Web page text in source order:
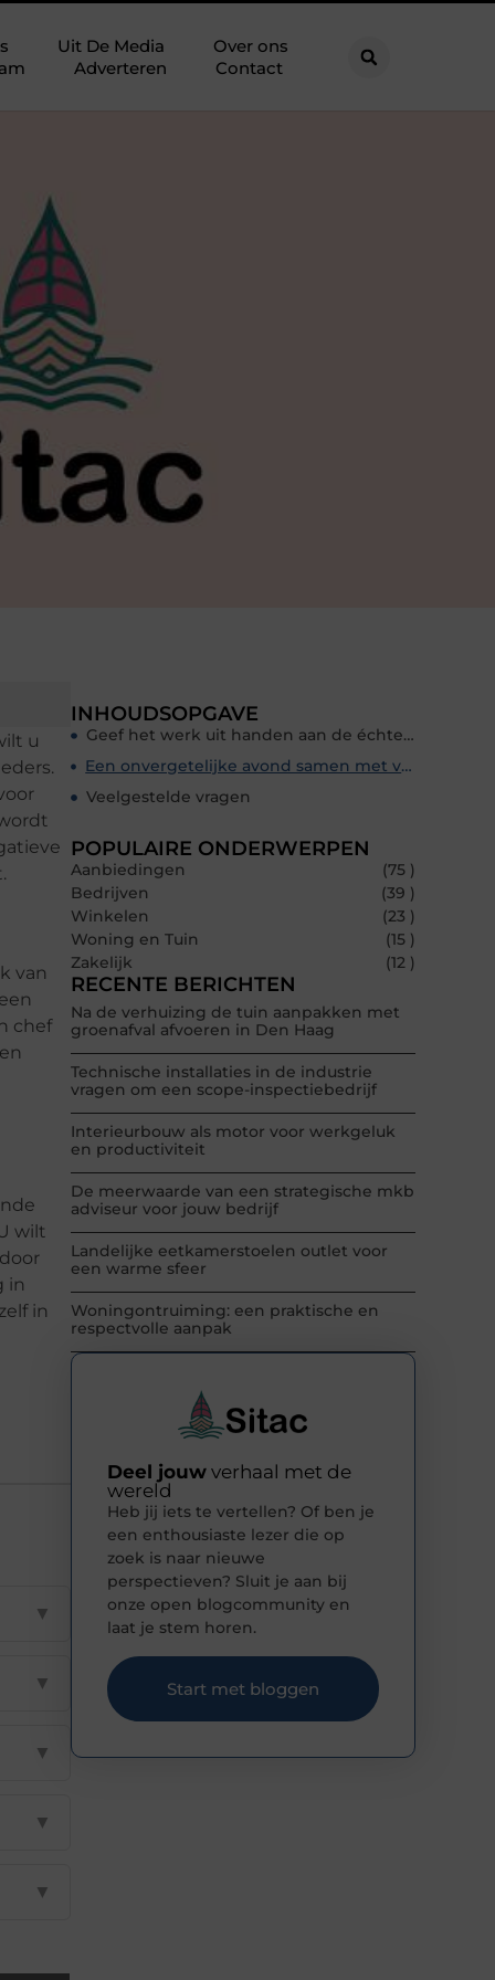
Uit De Media
Over ons
Adverteren Contact
u
van
chef
wilt
in
in
▼
▼
▼
▼
▼
INHOUDSOPGAVE
Geef het werk uit handen aan de échte chef
Een onvergetelijke avond samen met vrienden
Veelgestelde vragen
POPULAIRE ONDERWERPEN
Aanbiedingen
(75 )
Bedrijven
(39 )
Winkelen
(23 )
Woning en Tuin
(15 )
Zakelijk
(12 )
RECENTE BERICHTEN
Na de verhuizing de tuin aanpakken met
groenafval afvoeren in Den Haag
Technische installaties in de industrie
vragen om een scope-inspectiebedrijf
Interieurbouw als motor voor werkgeluk
en productiviteit
De meerwaarde van een strategische mkb
adviseur voor jouw bedrijf
Landelijke eetkamerstoelen outlet voor
een warme sfeer
Woningontruiming: een praktische en
respectvolle aanpak
Deel jouw verhaal met de
wereld
Heb jij iets te vertellen? Of ben je
een enthousiaste lezer die op
zoek is naar nieuwe
perspectieven? Sluit je aan bij
onze open blogcommunity en
laat je stem horen.
Start met bloggen